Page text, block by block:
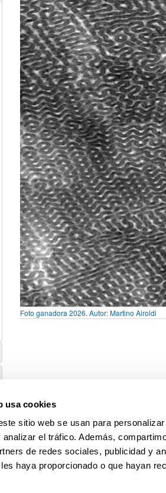
usa cookies
sitio web se usan para
el tráfico. Además,
de redes sociales, publicidad y
haya proporcionado o que hayan
Foto ganadora 2026. Autor: Martino Airoldi